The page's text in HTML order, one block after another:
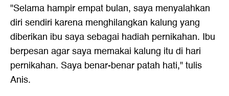
"Selama hampir empat bulan, saya menyalahkan
diri sendiri karena menghilangkan kalung yang
diberikan ibu saya sebagai hadiah pernikahan. Ibu
berpesan agar saya memakai kalung itu di hari
pernikahan. Saya benar-benar patah hati," tulis
Anis.